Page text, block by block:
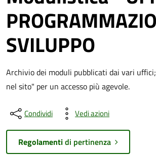
SVILUPPO
Archivio dei moduli pubblicati dai vari
nel sito" per un accesso più agevole.
Condividi Vedi azioni
Regolamentidi pertinenza